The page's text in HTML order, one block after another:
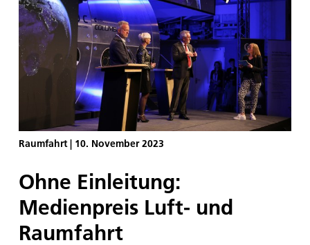
interessiert sie nur noch eines: Was in der
Aluminium-Germanium-Probe passiert, die sie
zuvor mit einem kleinen Ofen geschmolzen hat.
Mit einem Klick startet sie die Aufzeichnung der
Daten.
Raumfahrt| 10. November 2023
Ohne Einleitung:
Medienpreis Luft- und
Raumfahrt